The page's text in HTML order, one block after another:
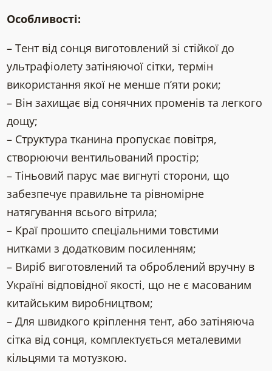
Особливості:
– Тент від сонця виготовлений зі стійкої до
ультрафіолету затіняючої сітки, термін
використання якої не менше п’яти роки;
– Він захищає від сонячних променів та легкого
дощу;
– Структура тканина пропускає повітря,
створюючи вентильований простір;
– Тіньовий парус має вигнуті сторони, що
забезпечує правильне та рівномірне
натягування всього вітрила;
– Краї прошито спеціальними товстими
нитками з додатковим посиленням;
– Виріб виготовлений та оброблений вручну в
Україні відповідної якості, що не є масованим
китайським виробництвом;
– Для швидкого кріплення тент, або затіняюча
сітка від сонця, комплектується металевими
кільцями та мотузкою.